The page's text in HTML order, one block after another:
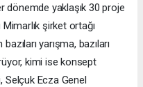
dönemde yaklaşık 30 proje
Mimarlık şirket ortağı
yarışma, bazıları
kimi ise konsept
Selçuk Ecza Genel